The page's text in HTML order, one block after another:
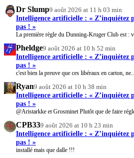
Dr Slump9 août 2026 at 11 h 03 min
Intelligence artificielle : « Z’inquiétez
pas ! »
La première règle du Dunning-Kruger Club est :
Pheldge9 août 2026 at 10 h 52 min
Intelligence artificielle : « Z’inquiétez
pas ! »
c'est bien la preuve que ces libéraux en carton,
Ryan9 août 2026 at 10 h 38 min
Intelligence artificielle : « Z’inquiétez
pas ! »
@Aristarkke et Grosminet Plutôt que de faire
CPB339 août 2026 at 10 h 23 min
Intelligence artificielle : « Z’inquiétez
pas ! »
installé mais que dalle !!!